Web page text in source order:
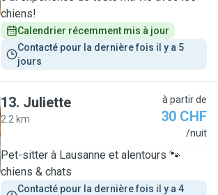
chiens!
Calendrier récemment mis à jour
Contacté pour la dernière fois il y a 5
jours
13. Juliette
2.2 km
à partir de
30 CHF
/nuit
Pet-sitter à Lausanne et alentours 🐾
chiens & chats
Contacté pour la dernière fois il y a 4